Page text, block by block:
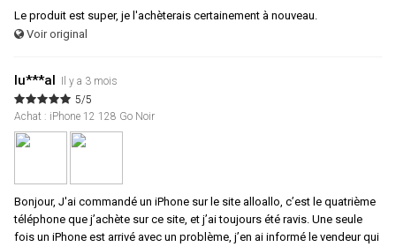
Le produit est super, je l'achèterais certainement à nouveau.
Voir original
lu***al
Il y a 3 mois
5/5
Achat : iPhone 12 128 Go Noir
Bonjour, J'ai commandé un iPhone sur le site alloallo, c’est le quatrième
téléphone que j’achète sur ce site, et j’ai toujours été ravis. Une seule
fois un iPhone est arrivé avec un problème, j’en ai informé le vendeur qui